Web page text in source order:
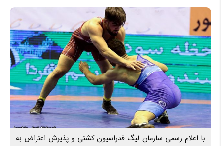
با اعلام رسمی سازمان لیگ فدراسیون کشتی و پذیرش اعتراض به